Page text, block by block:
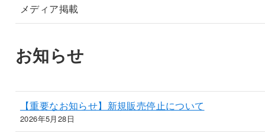
メディア掲載
お知らせ
【重要なお知らせ】新規販売停止について
2026年5月28日